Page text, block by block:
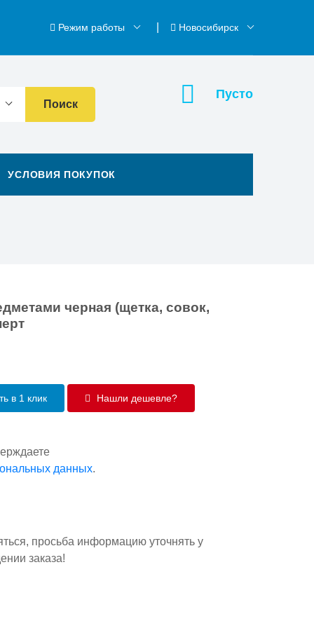
Режим работы Новосибирск
Поиск
УСЛОВИЯ ПОКУПОК
Пусто
черная (щетка, совок,
в 1 клик Нашли дешевле?
данных.
просьба информацию уточнять у
заказа!